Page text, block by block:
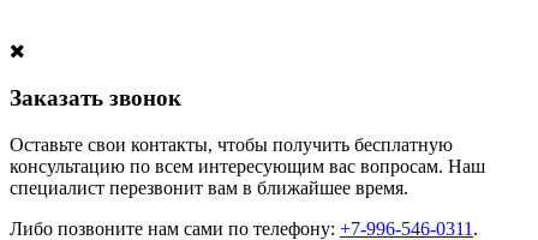
Заказать звонок
Оставьте свои контакты, чтобы получить бесплатную
консультацию по всем интересующим вас вопросам. Наш
специалист перезвонит вам в ближайшее время.
Либо позвоните нам сами по телефону: +7-996-546-0311 .